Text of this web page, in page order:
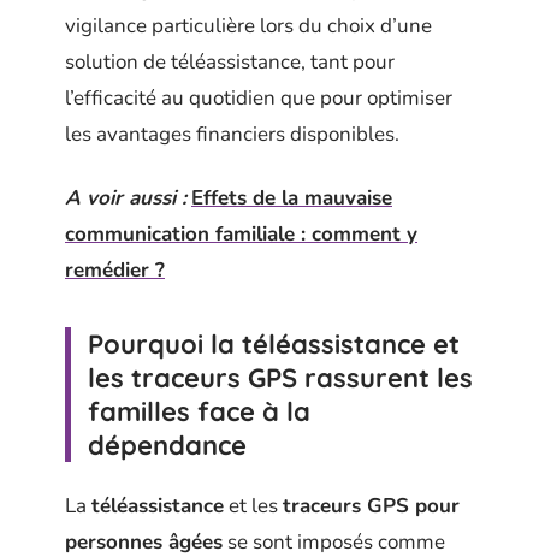
vigilance particulière lors du choix d’une
solution de téléassistance, tant pour
l’efficacité au quotidien que pour optimiser
les avantages financiers disponibles.
A voir aussi : Effets de la mauvaise
communication familiale : comment y
remédier ?
Pourquoi la téléassistance et
les traceurs GPS rassurent les
familles face à la
dépendance
La téléassistanceet lestraceurs GPS pour
personnes âgées se sont imposés comme